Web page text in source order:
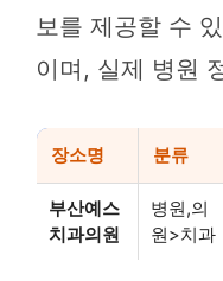
보를 제공할 수
이며, 실제 병원
장소명 분류
부산예스
치과의원
병원,의
원>치과